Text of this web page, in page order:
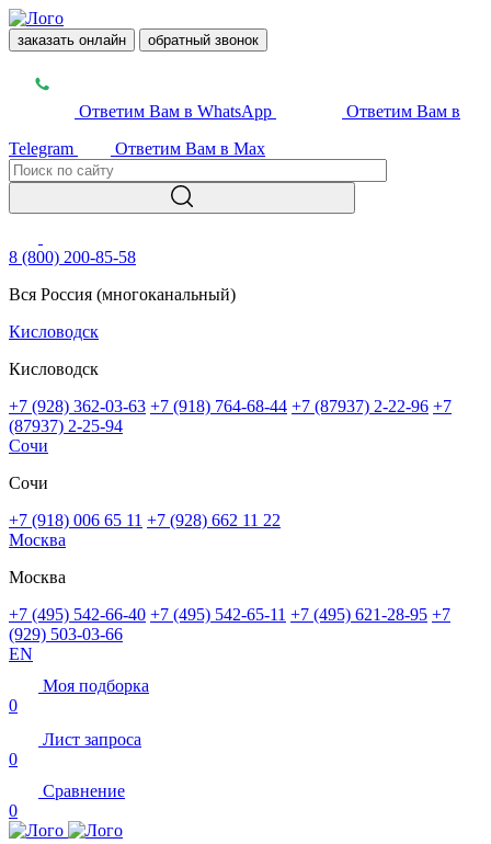
заказать онлайн обратный звонок
Ответим Вам в WhatsApp
Ответим Вам в
Telegram
Ответим Вам в Max
8 (800) 200-85-58
Вся Россия (многоканальный)
Кисловодск
Кисловодск
+7 (928) 362-03-63 +7 (918) 764-68-44 +7 (87937) 2-22-96 +7
(87937) 2-25-94
Сочи
Сочи
+7 (918) 006 65 11 +7 (928) 662 11 22
Москва
Москва
+7 (495) 542-66-40 +7 (495) 542-65-11 +7 (495) 621-28-95 +7
(929) 503-03-66
EN
Моя подборка
0
Лист запроса
0
Сравнение
0